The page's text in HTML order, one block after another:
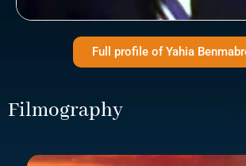
Full profile of Yahia
Filmography